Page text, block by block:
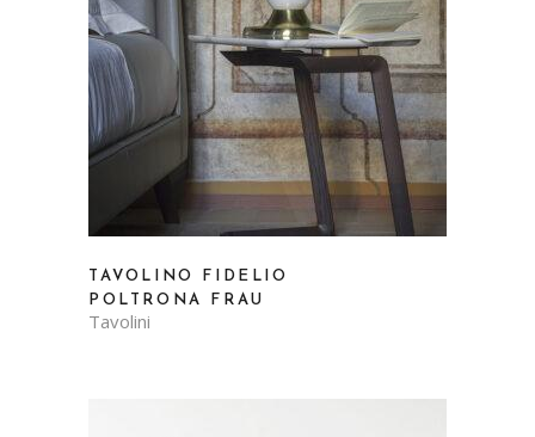
TAVOLINO FIDELIO
POLTRONA FRAU
Tavolini